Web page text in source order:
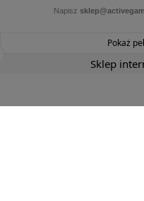
Napisz
Pokaż
Sklep